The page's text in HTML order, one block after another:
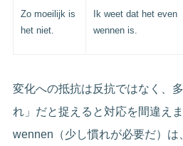
Zo moeilijk is
het niet.
Ik weet dat het even
wennen is.
変化への抵抗は反抗ではなく、
れ」だと捉えると対応を間違え
wennen（少し慣れが必要だ）は